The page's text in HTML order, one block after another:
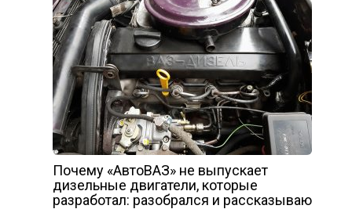
Почему «АвтоВАЗ» не выпускает
дизельные двигатели, которые
разработал: разобрался и рассказываю